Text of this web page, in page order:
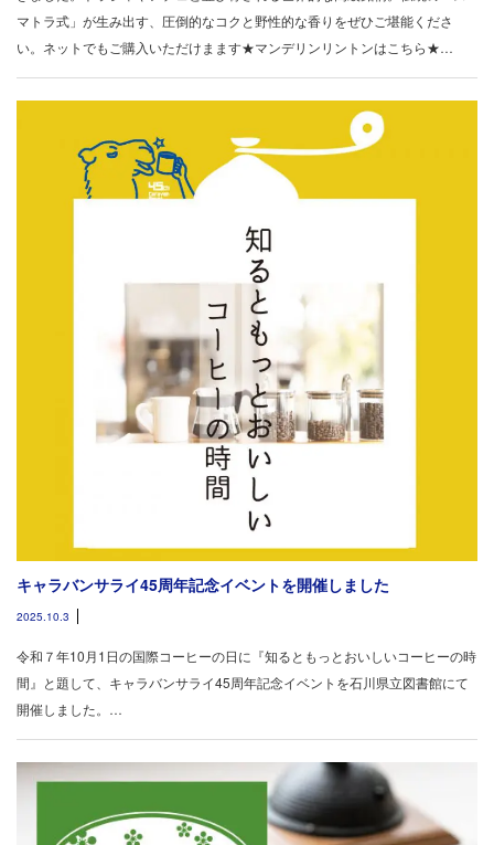
マトラ式」が生み出す、圧倒的なコクと野性的な香りをぜひご堪能くださ
い。ネットでもご購入いただけまます★マンデリンリントンはこちら★…
キャラバンサライ45周年記念イベントを開催しました
2025.10.3
令和７年10月1日の国際コーヒーの日に『知るともっとおいしいコーヒーの時
間』と題して、キャラバンサライ45周年記念イベントを石川県立図書館にて
開催しました。…